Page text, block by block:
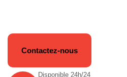
Contactez-nous
Disponible 24h/24